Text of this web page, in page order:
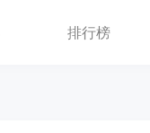
排行榜